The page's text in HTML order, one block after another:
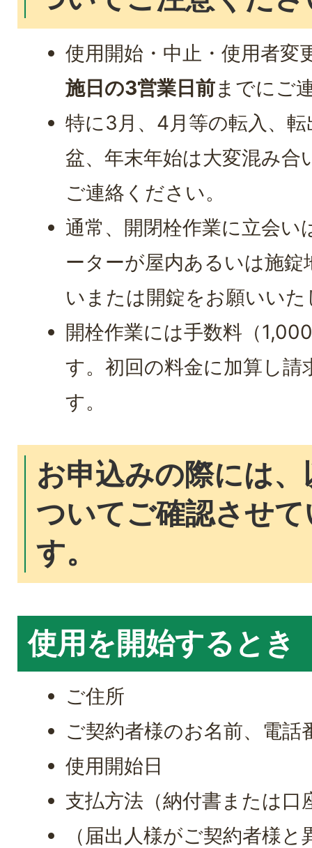
使用開始・中止・使用者変
施日の3営業日前までにご
特に3月、4月等の転入、
盆、年末年始は大変混み
ご連絡ください。
通常、開閉栓作業に立会い
ーターが屋内あるいは施
いまたは開錠をお願いい
開栓作業には手数料（
す。初回の料金に加算し
す。
お申込みの際には
ついてご確認させ
す。
使用を開始するとき
ご住所
ご契約者様のお名前、電話
使用開始日
支払方法（納付書または口
（届出人様がご契約者様